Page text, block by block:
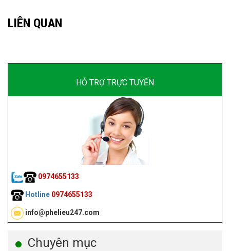
LIÊN QUAN
HỖ TRỢ TRỰC TUYẾN
0974655133
Hotline 0974655133
info@phelieu247.com
Chuyên mục